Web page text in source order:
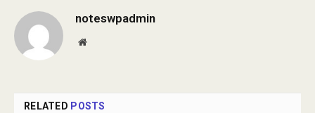
noteswpadmin
Website
RELATED POSTS